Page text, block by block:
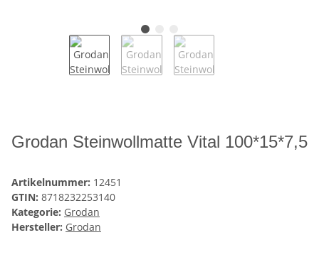
Grodan Steinwollmatte Vital 100*15*7,5
Artikelnummer: 12451
GTIN: 8718232253140
Kategorie: Grodan
Hersteller: Grodan